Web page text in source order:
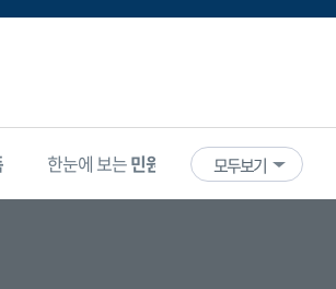
한눈에 보는민원 빅데이터 기업마당
모두보기